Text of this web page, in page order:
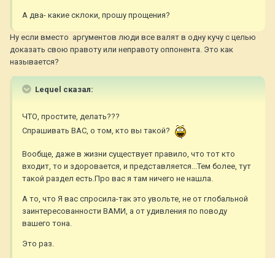
А два- какие склоки, прошу прощения?
Ну если вместо аргументов люди все валят в одну кучу с целью
доказать свою правоту или неправоту оппонента. Это как
называется?
Lequel сказал:
ЧТО, простите, делать???
Спрашивать ВАС, о том, кто вы такой?
Вообще, даже в жизни существует правило, что тот кто
входит, то и здоровается, и представляется...Тем более, тут
такой раздел есть.Про вас я там ничего не нашла.
А то, что Я вас спросила-так это увольте, не от глобальной
заинтересованности ВАМИ, а от удивления по поводу
вашего тона.
Это раз.